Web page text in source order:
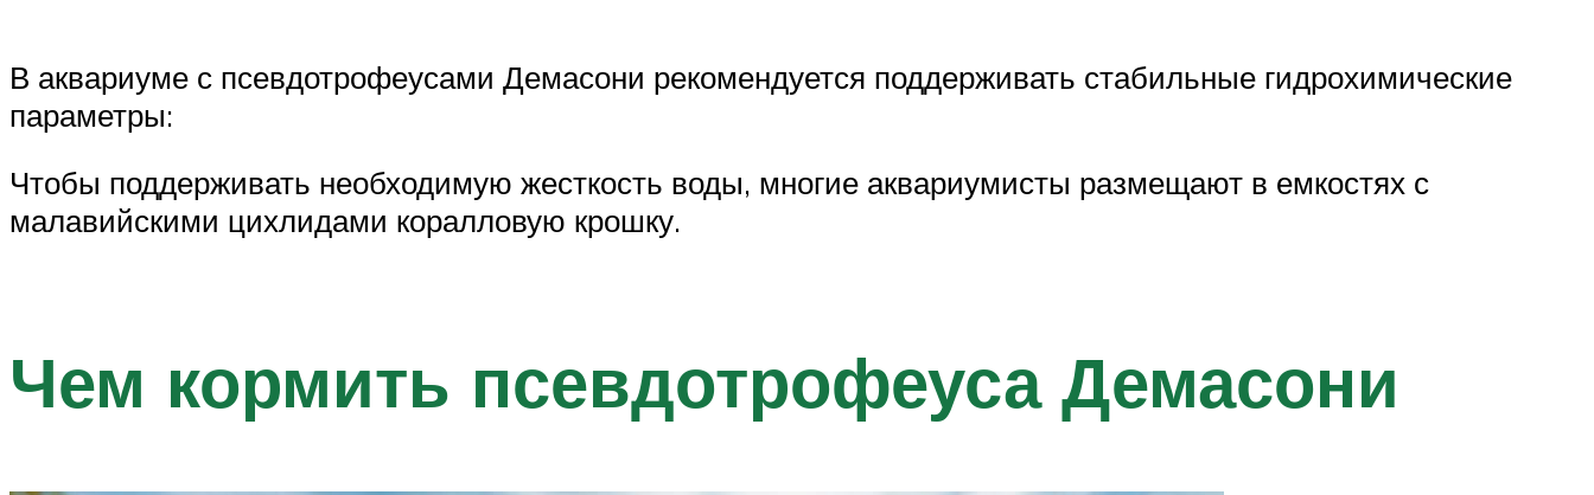
В аквариуме с псевдотрофеусами Демасони рекомендуется поддерживать стабильные гидрохимические
параметры:
Чтобы поддерживать необходимую жесткость воды, многие аквариумисты размещают в емкостях с
малавийскими цихлидами коралловую крошку.
Чем кормить псевдотрофеуса Демасони